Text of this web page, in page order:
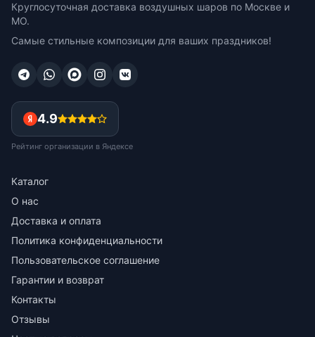
Круглосуточная доставка воздушных шаров по Москве и
МО.
Самые стильные композиции для ваших праздников!
4.9
Рейтинг организации в Яндексе
Каталог
О нас
Доставка и оплата
Политика конфиденциальности
Пользовательское соглашение
Гарантии и возврат
Контакты
Отзывы